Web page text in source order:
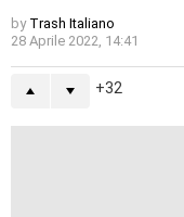
by Trash Italiano
28 Aprile 2022, 14:41
32